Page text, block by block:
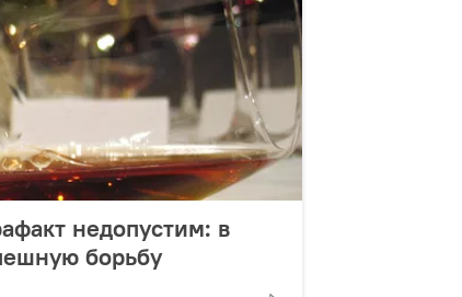
недопустим: в
борьбу